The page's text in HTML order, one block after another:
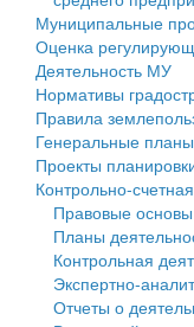
Правила
Генеральные
Проекты
Собрание
Городское
Сельские
Муниципальные
Оценка
Деятельность МУ
Нормативы
Правила
Генеральные планы
Проекты
Контрольно-
Правовые основы
Планы
Контрольная
Экспертно-
Отчеты о